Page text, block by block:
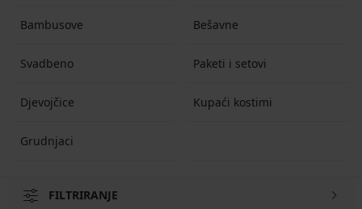
Bambusove Bešavne
Svadbeno Paketi i setovi
Djevojčice Kupaći kostimi
Grudnjaci
FILTRIRANJE